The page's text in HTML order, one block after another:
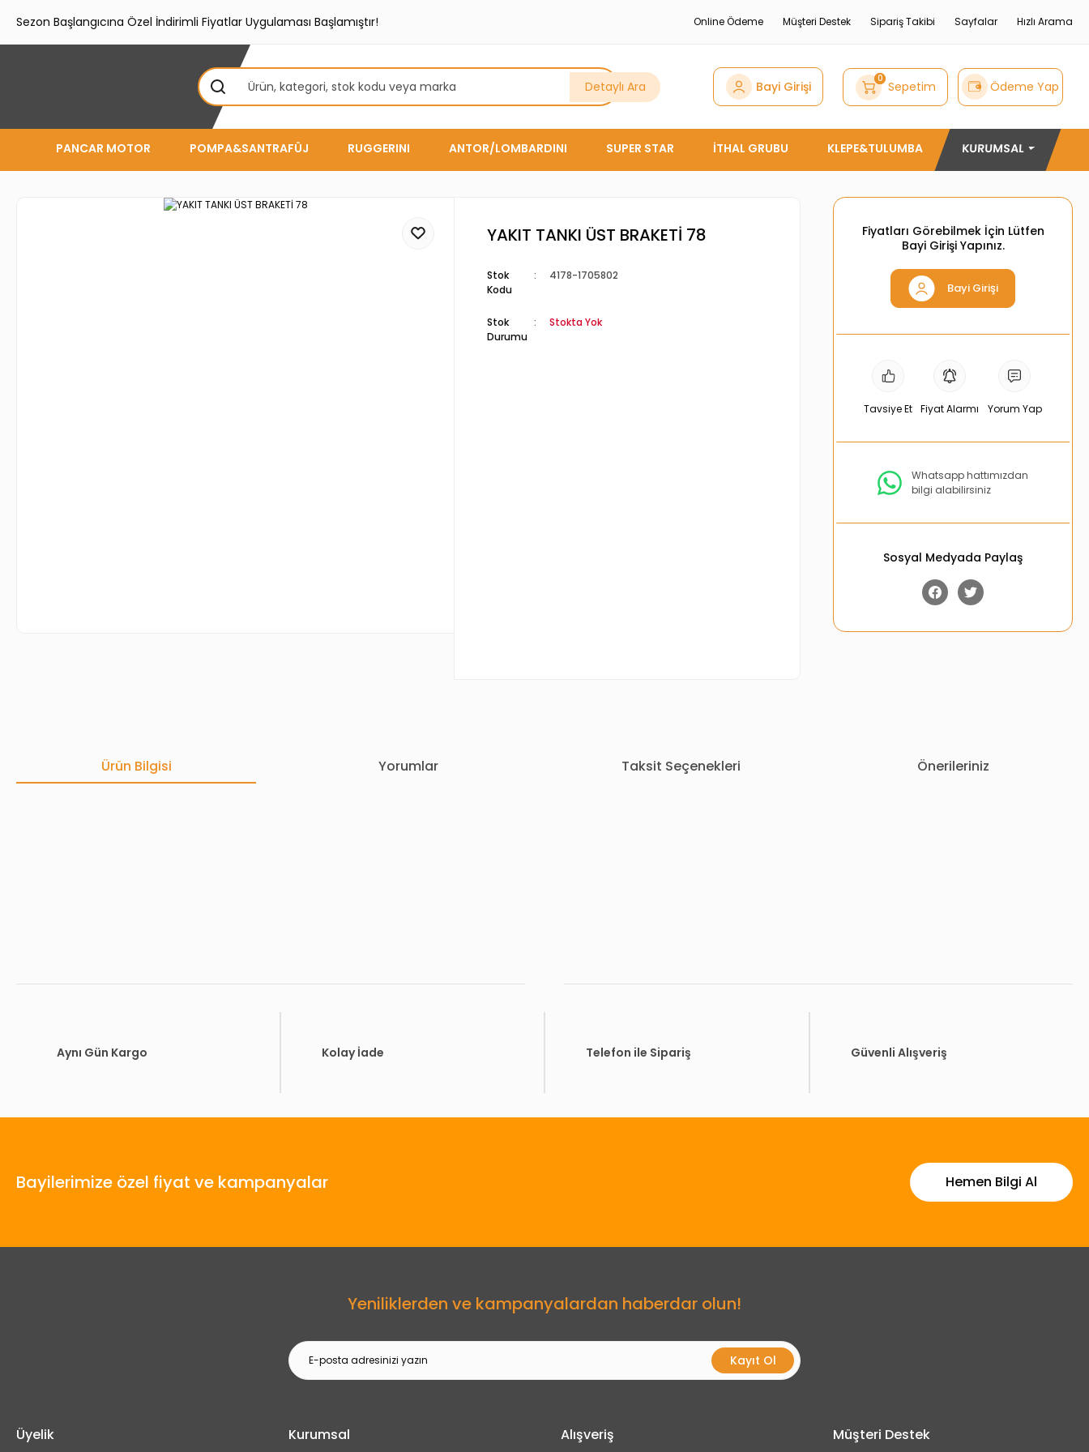
Sezon Başlangıcına Özel İndirimli Fiyatlar Uygulaması Başlamıştır! Online Ödeme Müşteri Destek Sipariş Takibi Sayfalar Hızlı Arama
Detaylı Ara Bayi Girişi 0 Sepetim Ödeme Yap
PANCAR MOTOR POMPA&SANTRAFÜJ RUGGERINI ANTOR/LOMBARDINI SUPER STAR İTHAL GRUBU KLEPE&TULUMBA KURUMSAL
YAKIT TANKI ÜST BRAKETİ 78
Stok
Kodu
4178-1705802
Stok
Durumu
Stokta Yok
Fiyatları Görebilmek İçin Lütfen
Bayi Girişi Yapınız.
Bayi Girişi
Tavsiye Et Fiyat Alarmı Yorum Yap
Whatsapp hattımızdan
bilgi alabilirsiniz
Sosyal Medyada Paylaş
Ürün Bilgisi Yorumlar Taksit Seçenekleri Önerileriniz
Gönder
Aynı Gün Kargo Kolay İade Telefon ile Sipariş Güvenli Alışveriş
Bayilerimize özel fiyat ve kampanyalar Hemen Bilgi Al
Yeniliklerden ve kampanyalardan haberdar olun!
Kayıt Ol
Üyelik Kurumsal Alışveriş Müşteri Destek